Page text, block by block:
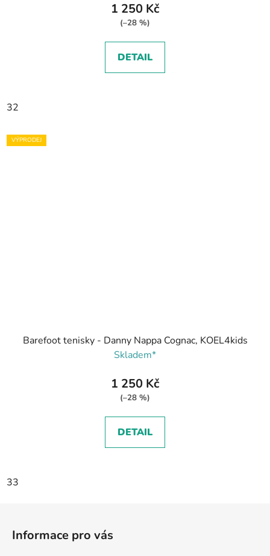
1 250 Kč
(–28 %)
DETAIL
32
VÝPRODEJ
Barefoot tenisky - Danny Nappa Cognac, KOEL4kids
Skladem*
1 250 Kč
(–28 %)
DETAIL
33
Informace pro vás